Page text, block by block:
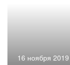
16 ноября 2019